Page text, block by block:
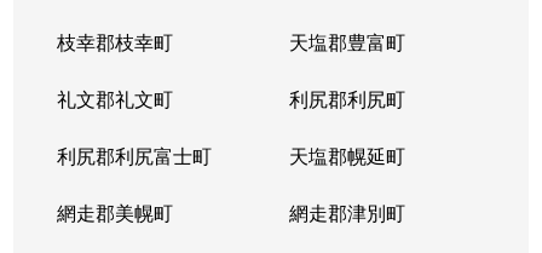
枝幸郡枝幸町 天塩郡豊富町
礼文郡礼文町 利尻郡利尻町
利尻郡利尻富士町 天塩郡幌延町
網走郡美幌町 網走郡津別町